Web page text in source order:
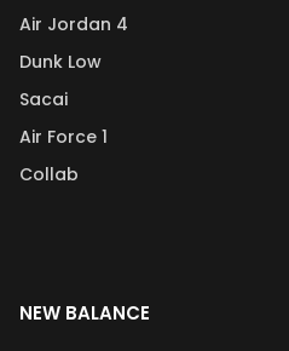
Air Jordan 4
Dunk Low
Sacai
Air Force 1
Collab
NEW BALANCE